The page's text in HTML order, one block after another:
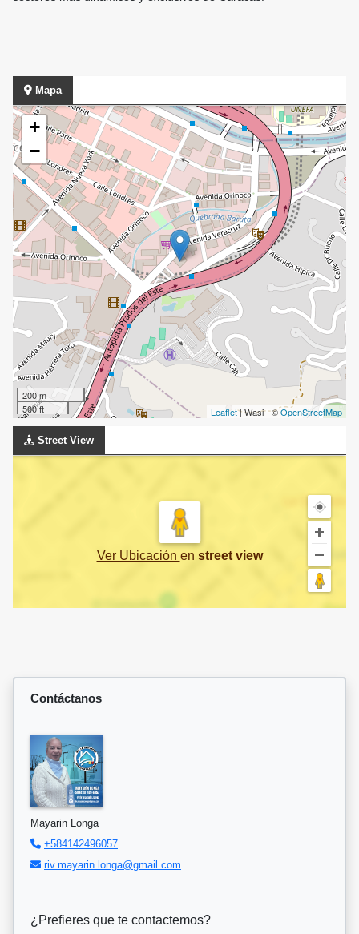
Mapa
+
−
200 m
500 ft
Leaflet| Wasi - ©OpenStreetMap
Street View
Ver Ubicación en street view
Contáctanos
Mayarin Longa
+584142496057
riv.mayarin.longa@gmail.com
¿Prefieres que te contactemos?